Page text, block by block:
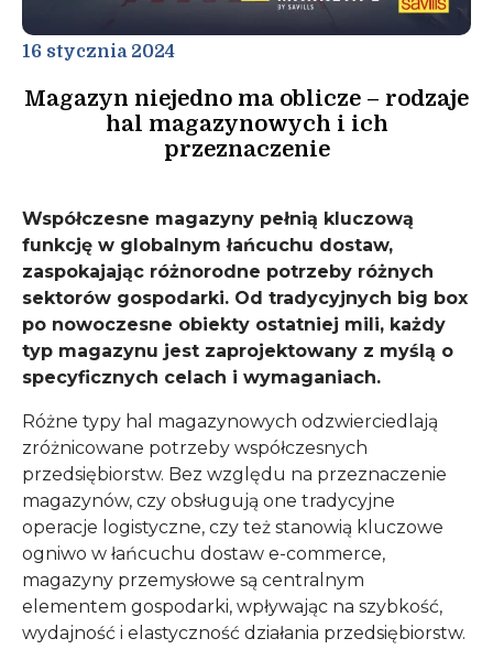
16 stycznia 2024
Magazyn niejedno ma oblicze – rodzaje
hal magazynowych i ich
przeznaczenie
Współczesne magazyny pełnią kluczową
funkcję w globalnym łańcuchu dostaw,
zaspokajając różnorodne potrzeby różnych
sektorów gospodarki. Od tradycyjnych big box
po nowoczesne obiekty ostatniej mili, każdy
typ magazynu jest zaprojektowany z myślą o
specyficznych celach i wymaganiach.
Różne typy hal magazynowych odzwierciedlają
zróżnicowane potrzeby współczesnych
przedsiębiorstw. Bez względu na przeznaczenie
magazynów, czy obsługują one tradycyjne
operacje logistyczne, czy też stanowią kluczowe
ogniwo w łańcuchu dostaw e-commerce,
magazyny przemysłowe są centralnym
elementem gospodarki, wpływając na szybkość,
wydajność i elastyczność działania przedsiębiorstw.